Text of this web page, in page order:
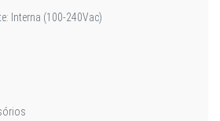
Interna (100-240Vac)